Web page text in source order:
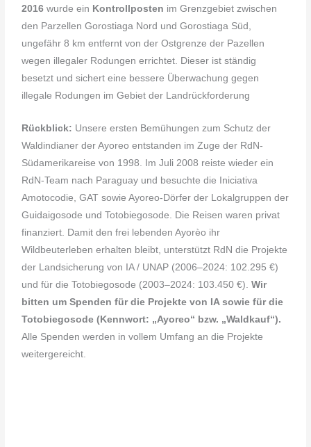
2016 wurde ein Kontrollposten im Grenzgebiet zwischen
den Parzellen Gorostiaga Nord und Gorostiaga Süd,
ungefähr 8 km entfernt von der Ostgrenze der Pazellen
wegen illegaler Rodungen errichtet. Dieser ist ständig
besetzt und sichert eine bessere Überwachung gegen
illegale Rodungen im Gebiet der Landrückforderung
Rückblick: Unsere ersten Bemühungen zum Schutz der
Waldindianer der Ayoreo entstanden im Zuge der RdN-
Südamerikareise von 1998. Im Juli 2008 reiste wieder ein
RdN-Team nach Paraguay und besuchte die Iniciativa
Amotocodie, GAT sowie Ayoreo-Dörfer der Lokalgruppen der
Guidaigosode und Totobiegosode. Die Reisen waren privat
finanziert. Damit den frei lebenden Ayorèo ihr
Wildbeuterleben erhalten bleibt, unterstützt RdN die Projekte
der Landsicherung von IA / UNAP (2006–2024: 102.295 €)
und für die Totobiegosode (2003–2024: 103.450 €).Wir
bitten um Spenden für die Projekte von IA sowie für die
Totobiegosode (Kennwort: „Ayoreo“ bzw. „Waldkauf“).
Alle Spenden werden in vollem Umfang an die Projekte
weitergereicht.